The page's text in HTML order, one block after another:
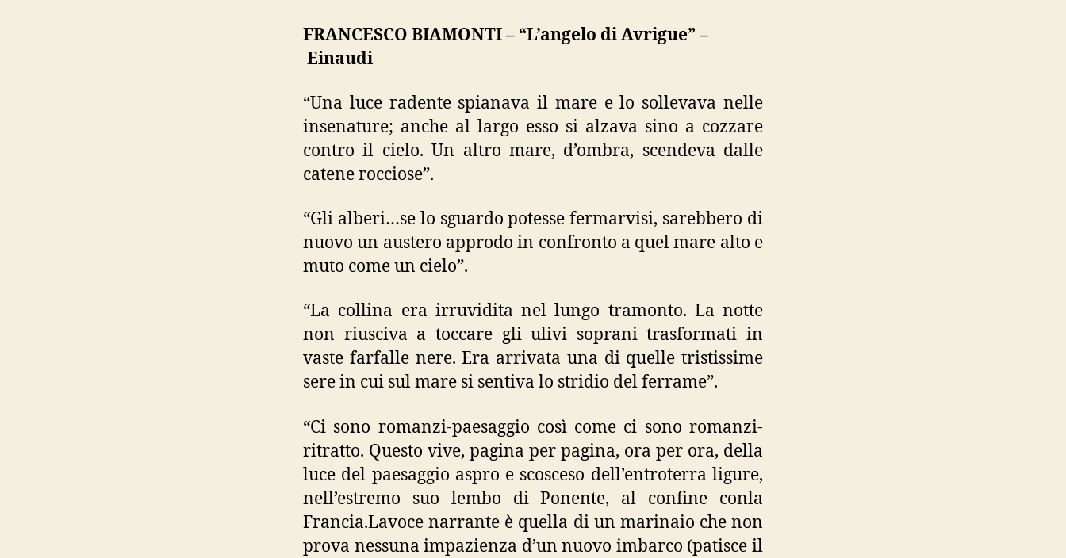
FRANCESCO BIAMONTI – “L’angelo di Avrigue” –
Einaudi
“Una luce radente spianava il mare e lo sollevava nelle
insenature; anche al largo esso si alzava sino a cozzare
contro il cielo. Un altro mare, d’ombra, scendeva dalle
catene rocciose”.
“Gli alberi…se lo sguardo potesse fermarvisi, sarebbero di
nuovo un austero approdo in confronto a quel mare alto e
muto come un cielo”.
“La collina era irruvidita nel lungo tramonto. La notte
non riusciva a toccare gli ulivi soprani trasformati in
vaste farfalle nere. Era arrivata una di quelle tristissime
sere in cui sul mare si sentiva lo stridio del ferrame”.
“Ci sono romanzi-paesaggio così come ci sono romanzi-
ritratto. Questo vive, pagina per pagina, ora per ora, della
luce del paesaggio aspro e scosceso dell’entroterra ligure,
nell’estremo suo lembo di Ponente, al confine conla
Francia.Lavoce narrante è quella di un marinaio che non
prova nessuna impazienza d’un nuovo imbarco (patisce il